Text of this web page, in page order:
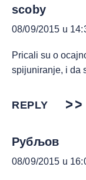
scoby
08/09/2015 u
Pricali su o
spijuniranje, i da
REPLY
Рубљов
08/09/2015 u